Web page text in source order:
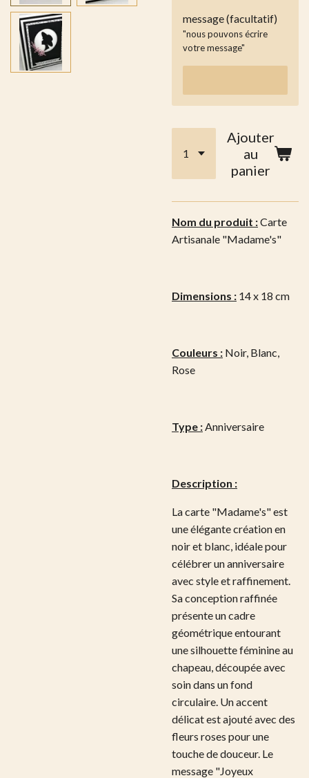
message (facultatif)
"nous pouvons écrire
votre message"
Ajouter
au
panier
Nom du produit :Carte
Artisanale "Madame's"
Dimensions : 14 x 18 cm
Couleurs : Noir, Blanc,
Rose
Type :Anniversaire
Description :
La carte "Madame's" est
une élégante création en
noir et blanc, idéale pour
célébrer un anniversaire
avec style et raffinement.
Sa conception raffinée
présente un cadre
géométrique entourant
une silhouette féminine au
chapeau, découpée avec
soin dans un fond
circulaire. Un accent
délicat est ajouté avec des
fleurs roses pour une
touche de douceur. Le
message "Joyeux